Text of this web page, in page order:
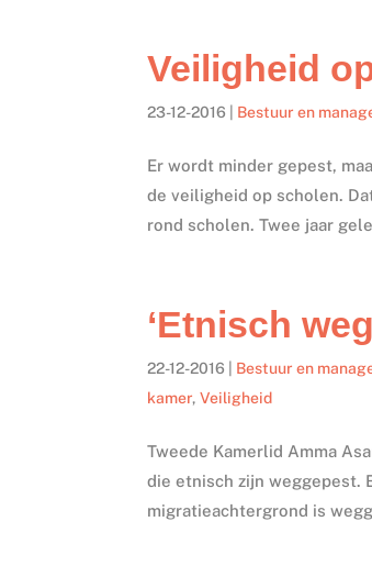
Veiligheid
23-12-2016 Bestuur en
Er wordt minder gepest,
de veiligheid op scholen.
rond scholen. Twee jaar
‘Etnisch
22-12-2016 Bestuur en
kamer,Veiligheid
Tweede Kamerlid Amma
die etnisch zijn weggepest.
migratieachtergrond is